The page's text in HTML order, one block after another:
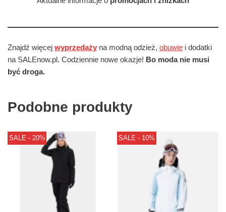
Znajdź więcej wyprzedaży na modną odzież, obuwie i dodatki
na SALEnow.pl. Codziennie nowe okazje! Bo moda nie musi
być droga.
Podobne produkty
SALE - 20% SALE - 10%